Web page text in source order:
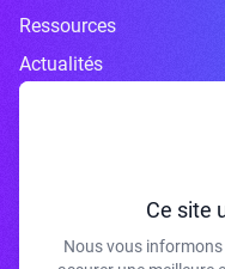
Ressources
Actualités
Ce site
Nous vous